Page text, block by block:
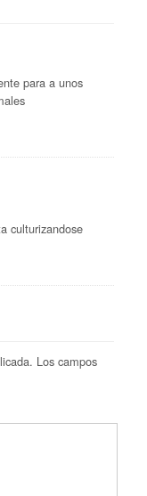
para a unos
culturizandose
Los campos